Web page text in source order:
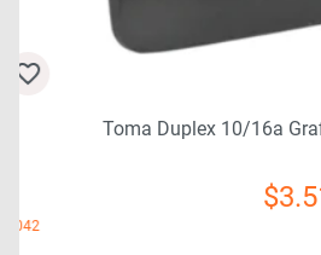
Toma Duplex 10/16a Grafito
3.515